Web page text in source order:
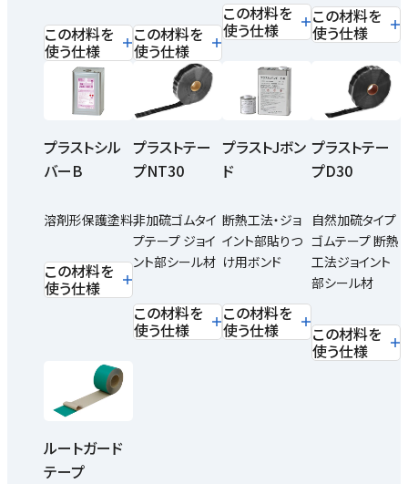
この材料を
使う仕様
この材料を
使う仕様
この材料を
使う仕様
この材料を
使う仕様
プラストシル
バーB
溶剤形保護塗料
この材料を
使う仕様
プラストテー
プNT30
非加硫ゴムタイ
プテープ ジョイ
ント部シール材
この材料を
使う仕様
プラストJボン
ド
断熱工法・ジョ
イント部貼りつ
け用ボンド
この材料を
使う仕様
プラストテー
プD30
自然加硫タイプ
ゴムテープ 断熱
工法ジョイント
部シール材
この材料を
使う仕様
ルートガード
テープ